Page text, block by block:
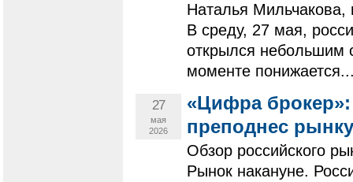
Наталья Мильчакова,
В среду, 27 мая,
открылся небольшим
моменте
27
мая
2026
«Цифра
преподнес
Обзор российского
Рынок накануне.